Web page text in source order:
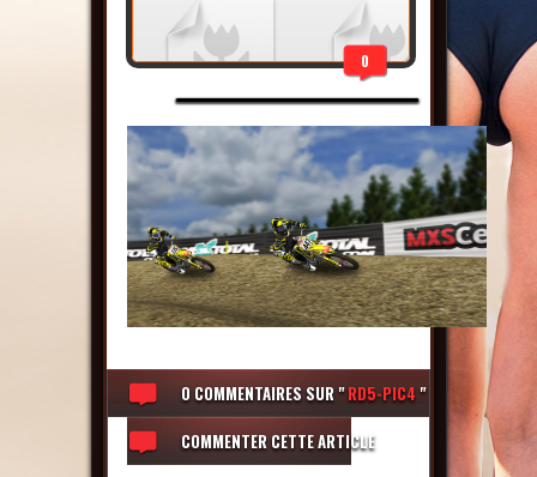
0
0 COMMENTAIRESSUR "RD5-PIC4 "
COMMENTER CETTE ARTICLE